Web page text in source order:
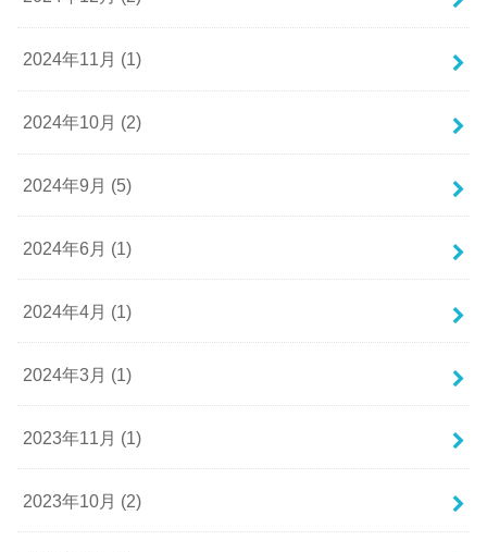
2024年11月 (1)
2024年10月 (2)
2024年9月 (5)
2024年6月 (1)
2024年4月 (1)
2024年3月 (1)
2023年11月 (1)
2023年10月 (2)